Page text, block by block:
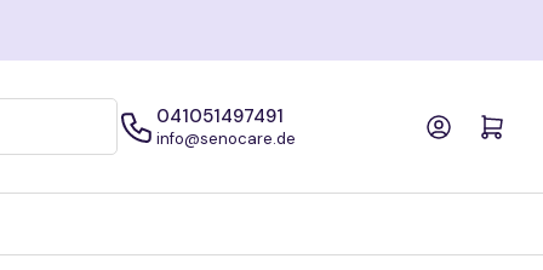
041051497491
info@senocare.de
AnmeldenMini-Warenkorb öffnen